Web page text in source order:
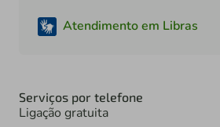
Atendimento em Libras
Serviços por telefone
Ligação gratuita